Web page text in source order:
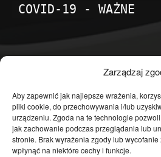
Zarządzaj
Aby zapewnić jak najlepsze wrażenia,
pliki cookie, do przechowywania i/lub
urządzeniu. Zgoda na te technologie
jak zachowanie podczas przeglądania lub
stronie. Brak wyrażenia zgody lub
wpłynąć na niektóre cechy i funkcje.
COVID-19 - WAŻNE
Temat dnia
Publicystyka
Polityka
Polska